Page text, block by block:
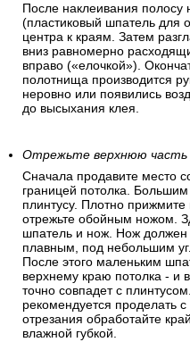
После наклеивания полосу
(пластиковый шпатель для
центра к краям. Затем
вниз равномерно
вправо («елочкой»).
полотнища производится
неровно или появились
до высыхания клея.
Отрежьте верхнюю часть
Сначала продавите место
границей потолка.
плинтусу. Плотно
отрежьте обойным ножом.
шпатель и нож. Нож
плавным, под небольшим
После этого маленьким
верхнему краю потолка - и
точно совпадет с
рекомендуется проделать
отрезания обработайте
влажной губкой.